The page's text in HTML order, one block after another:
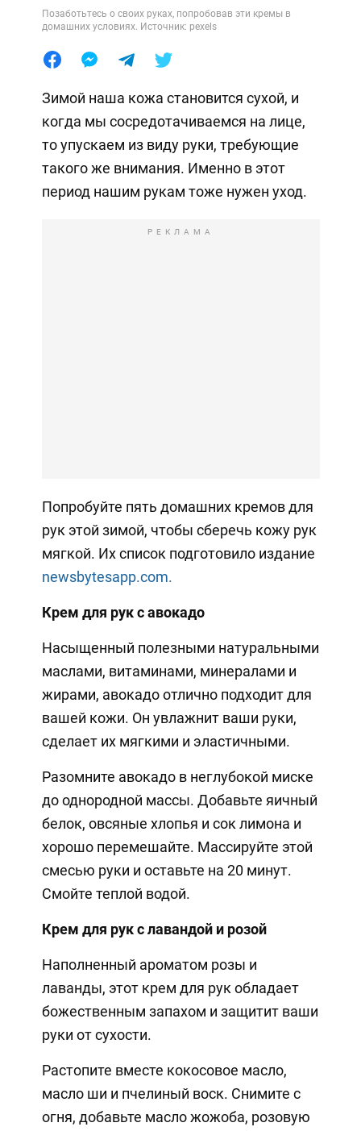
Позаботьтесь о своих руках, попробовав эти кремы в
домашних условиях. Источник: pexels
Зимой наша кожа становится сухой, и
когда мы сосредотачиваемся на лице,
то упускаем из виду руки, требующие
такого же внимания. Именно в этот
период нашим рукам тоже нужен уход.
РЕКЛАМА
Попробуйте пять домашних кремов для
рук этой зимой, чтобы сберечь кожу рук
мягкой. Их список подготовило издание
newsbytesapp.com.
Крем для рук с авокадо
Насыщенный полезными натуральными
маслами, витаминами, минералами и
жирами, авокадо отлично подходит для
вашей кожи. Он увлажнит ваши руки,
сделает их мягкими и эластичными.
Разомните авокадо в неглубокой миске
до однородной массы. Добавьте яичный
белок, овсяные хлопья и сок лимона и
хорошо перемешайте. Массируйте этой
смесью руки и оставьте на 20 минут.
Смойте теплой водой.
Крем для рук с лавандой и розой
Наполненный ароматом розы и
лаванды, этот крем для рук обладает
божественным запахом и защитит ваши
руки от сухости.
Растопите вместе кокосовое масло,
масло ши и пчелиный воск. Снимите с
огня, добавьте масло жожоба, розовую